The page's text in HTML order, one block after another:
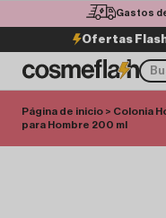
Gastos
Ofertas
Página de inicio > Colonia
para Hombre 200 ml